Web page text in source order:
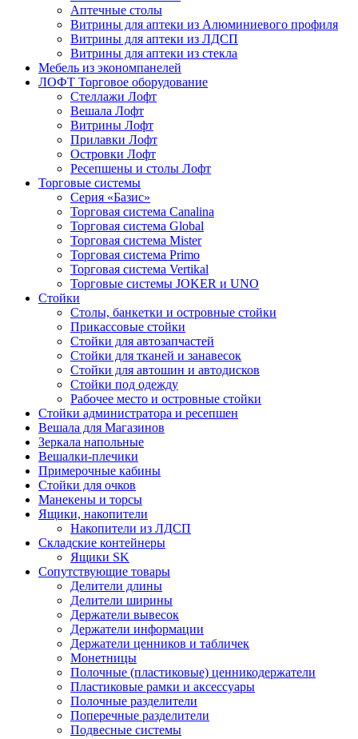
Аптечные столы
Витрины для аптеки из Алюминиевого профиля
Витрины для аптеки из ЛДСП
Витрины для аптеки из стекла
Мебель из экономпанелей
ЛОФТ Торговое оборудование
Стеллажи Лофт
Вешала Лофт
Витрины Лофт
Прилавки Лофт
Островки Лофт
Ресепшены и столы Лофт
Торговые системы
Серия «Базис»
Торговая система Canalina
Торговая система Global
Торговая система Mister
Торговая система Primo
Торговая система Vertikal
Торговые системы JOKER и UNO
Стойки
Столы, банкетки и островные стойки
Прикассовые стойки
Стойки для автозапчастей
Стойки для тканей и занавесок
Стойки для автошин и автодисков
Стойки под одежду
Рабочее место и островные стойки
Стойки администратора и ресепшен
Вешала для Магазинов
Зеркала напольные
Вешалки-плечики
Примерочные кабины
Стойки для очков
Манекены и торсы
Ящики, накопители
Накопители из ЛДСП
Складские контейнеры
Ящики SK
Сопутствующие товары
Делители длины
Делители ширины
Держатели вывесок
Держатели информации
Держатели ценников и табличек
Монетницы
Полочные (пластиковые) ценникодержатели
Пластиковые рамки и аксессуары
Полочные разделители
Поперечные разделители
Подвесные системы